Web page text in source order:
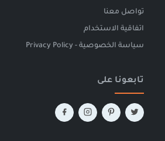
تواصل معنا
اتفاقية الاستخدام
سياسة الخصوصية - Privacy Policy
تابعونا على